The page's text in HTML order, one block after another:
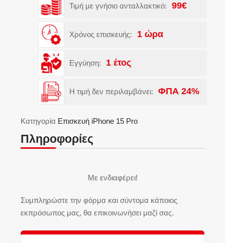
Τιμή με γνήσιο ανταλλακτικό: 99€
Χρόνος επισκευής: 1 ώρα
Εγγύηση: 1 έτος
Η τιμή δεν περιλαμβάνει: ΦΠΑ 24%
Κατηγορία Eπισκευή iPhone 15 Pro
Πληροφορίες
Με ενδιαφέρει!
Συμπληρώστε την φόρμα και σύντομα κάποιος
εκπρόσωπος μας, θα επικοινωνήσει μαζί σας.